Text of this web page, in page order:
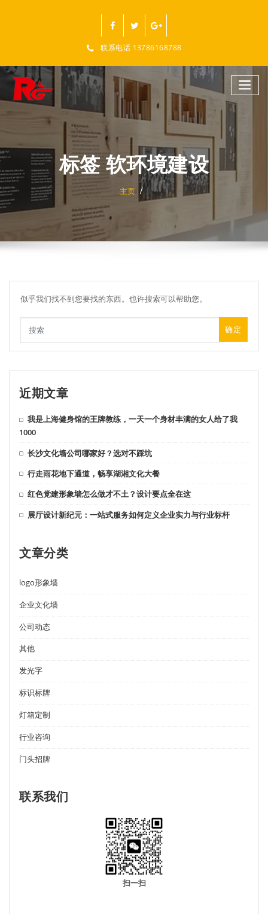
联系电话 13786168788
标签 软环境建设
主页
似乎我们找不到您要找的东西。也许搜索可以帮助您。
确定
近期文章
我是上海健身馆的王牌教练，一天一个身材丰满的女人给了我
1000
长沙文化墙公司哪家好？选对不踩坑
行走雨花地下通道，畅享湖湘文化大餐
红色党建形象墙怎么做才不土？设计要点全在这
展厅设计新纪元：一站式服务如何定义企业实力与行业标杆
文章分类
logo形象墙
企业文化墙
公司动态
其他
发光字
标识标牌
灯箱定制
行业咨询
门头招牌
联系我们
扫一扫